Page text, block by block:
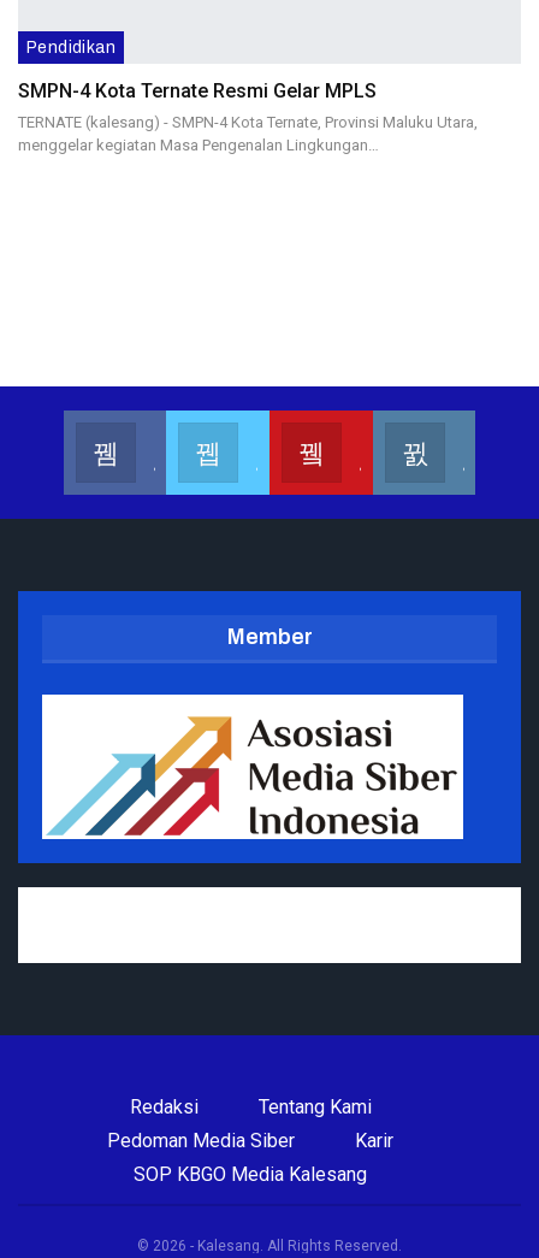
Pendidikan
SMPN-4 Kota Ternate Resmi Gelar MPLS
TERNATE (kalesang) - SMPN-4 Kota Ternate, Provinsi Maluku Utara,
menggelar kegiatan Masa Pengenalan Lingkungan…
Member
Redaksi
Tentang Kami
Pedoman Media Siber
Karir
SOP KBGO Media Kalesang
© 2026 - Kalesang. All Rights Reserved.